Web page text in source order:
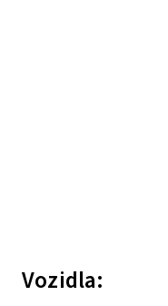
Vozidla: